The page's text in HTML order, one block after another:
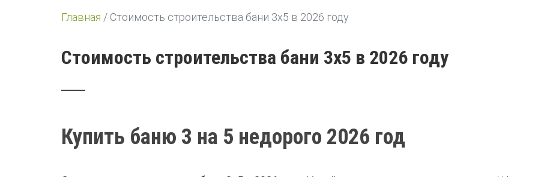
Главная / Стоимость строительства бани 3х5 в 2026 году
Стоимость строительства бани 3х5 в 2026 году
Купить баню 3 на 5 недорого 2026 год